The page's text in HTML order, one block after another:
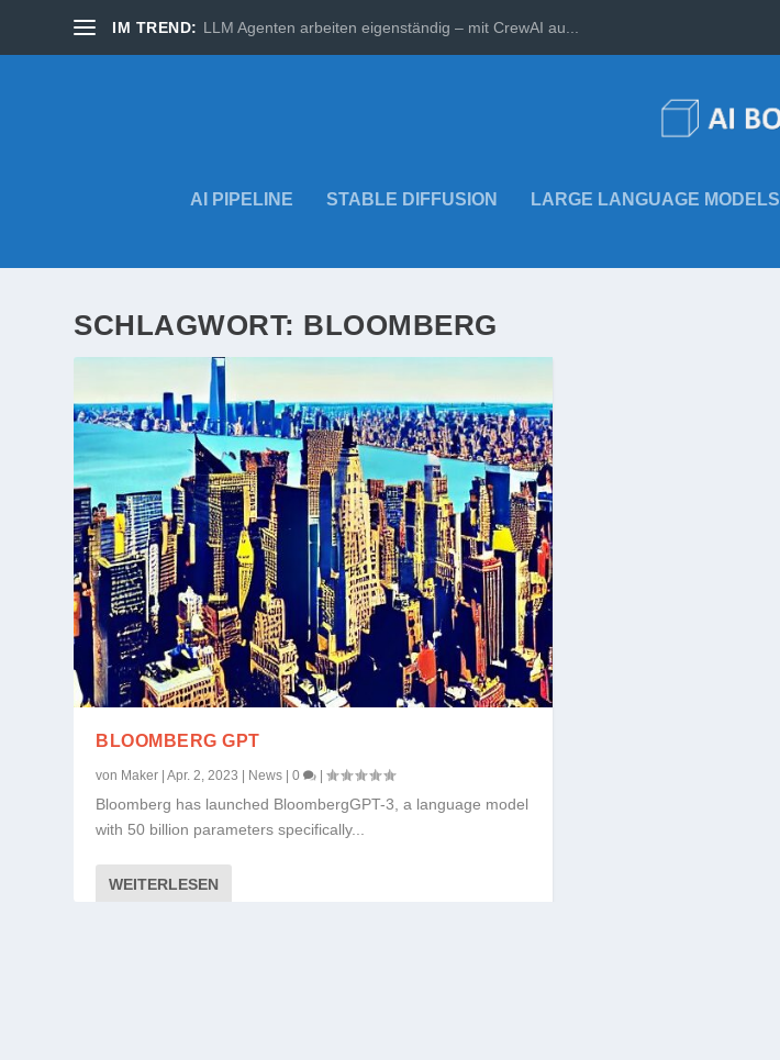
IM TREND: LLM Agenten arbeiten eigenständig – mit CrewAI au...
AI PIPELINE STABLE DIFFUSION LARGE LANGUAGE MODELS
SCHLAGWORT: BLOOMBERG
BLOOMBERG GPT
von Maker |Apr. 2, 2023 | News |0 |
Bloomberg has launched BloombergGPT-3, a language model
with 50 billion parameters specifically...
WEITERLESEN